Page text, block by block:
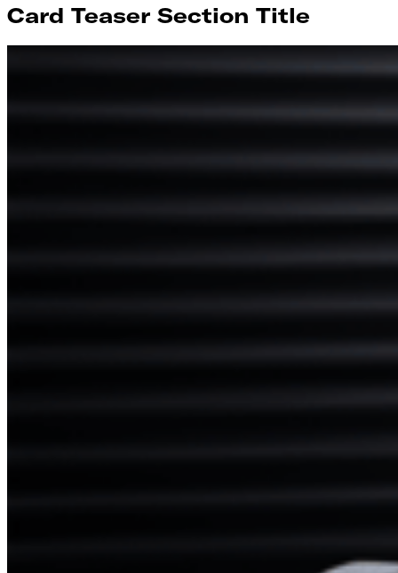
Card Teaser Section Title